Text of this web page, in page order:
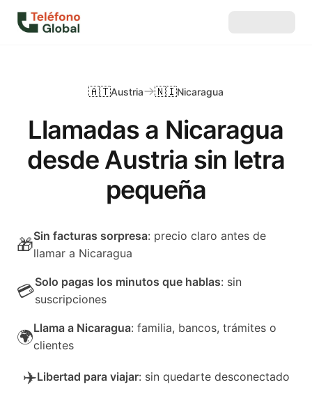
Llamadas a Nicaragua
desde Austria sin letra
pequeña
🇦🇹Austria 🇳🇮Nicaragua
🎁Sin facturas sorpresa: precio claro antes de
llamar a Nicaragua
💳Solo pagas los minutos que hablas: sin
suscripciones
🌍Llama a Nicaragua: familia, bancos, trámites o
clientes
✈️Libertad para viajar: sin quedarte desconectado